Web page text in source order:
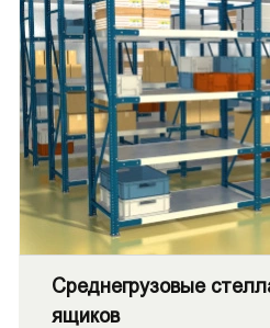
Среднегрузовые
ящиков